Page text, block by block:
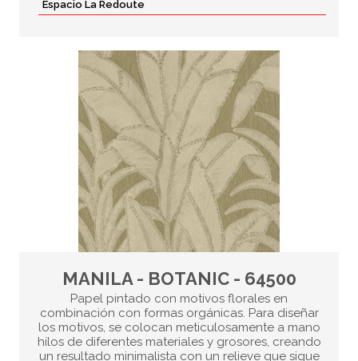
Espacio La Redoute
MANILA - BOTANIC - 64500
Papel pintado con motivos florales en
combinación con formas orgánicas. Para diseñar
los motivos, se colocan meticulosamente a mano
hilos de diferentes materiales y grosores, creando
un resultado minimalista con un relieve que sigue